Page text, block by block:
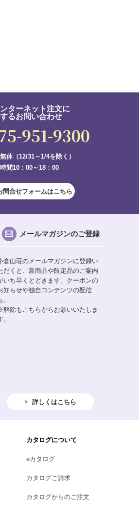
ターネット注文に
るお問い合わせ
951-9300
休（12/31～1/4を除く）
間10：00～18：00
問合せフォームはこちら
メールマガジンのご登録
倉山荘のメールマガジンに登録い
だくと、新商品や限定品のご案内
いち早くとどきます。クーポンの
知らせや独自コンテンツの配信
。
解除もこちらからお願いいたしま
。
詳しくはこちら
カタログについて
eカタログ
カタログご請求
カタログからのご注文